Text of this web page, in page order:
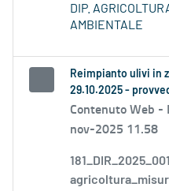
DIP.
AMBIENTALE
Reimpianto ulivi in
29.10.2025 -
Contenuto Web -
nov-2025 11.58